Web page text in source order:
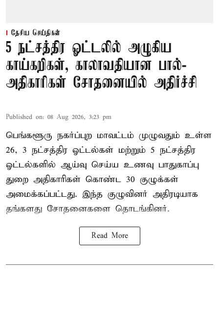
தேசிய செய்திகள்
5 நட்சத்திர ஓட்டலில் அழுகிய
காய்கறிகள், காலாவதியான பால்-
அதிகாரிகள் சோதனையில் அதிர்ச்சி
Published on: 08 Aug 2026, 3:23 pm
பெங்களூரு நகர்ப்புற மாவட்டம் முழுவதும் உள்ள
26, 3 நட்சத்திர ஓட்டல்கள் மற்றும் 5 நட்சத்திர
ஓட்டல்களில் ஆய்வு செய்ய உணவு பாதுகாப்பு
துறை அதிகாரிகள் கொண்ட 30 குழுக்கள்
அமைக்கப்பட்டது. இந்த குழுவினர் அதிரடியாக
தங்களது சோதனைகளை தொடங்கினர்.
Read More